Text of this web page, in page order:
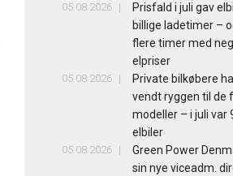
05.08.2026
Prisfald i juli gav
billige ladetimer –
flere timer med
elpriser
05.08.2026
Private bilkøbere
vendt ryggen til de
modeller – i juli var
elbiler
05.08.2026
Green Power
sin nye viceadm.